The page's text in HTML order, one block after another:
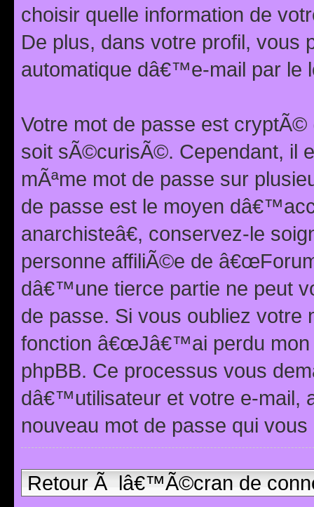
choisir quelle information de
De plus, dans votre profil,
automatique dâ€™e-mail par le
Votre mot de passe est
soit sÃ©curisÃ©. Cependant, il
mÃªme mot de passe sur
de passe est le moyen
anarchisteâ€, conservez-le
personne affiliÃ©e de
dâ€™une tierce partie ne peut
de passe. Si vous oubliez votre
fonction â€œJâ€™ai perdu mon
phpBB. Ce processus vous
dâ€™utilisateur et votre e-mail,
nouveau mot de passe qui
Retour Ã lâ€™Ã©cran de